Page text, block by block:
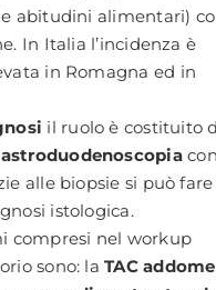
abitudini alimentari)
In Italia l’incidenza è
in Romagna ed in
il ruolo è costituito
alle biopsie si può fare
istologica.
compresi nel workup
sono: laTAC